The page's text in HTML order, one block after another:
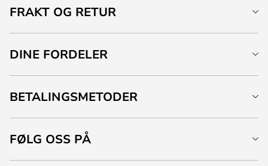
FRAKT OG RETUR
DINE FORDELER
BETALINGSMETODER
FØLG OSS PÅ